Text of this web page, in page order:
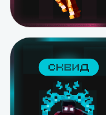
Принц
от 349 ₽
Подробнее